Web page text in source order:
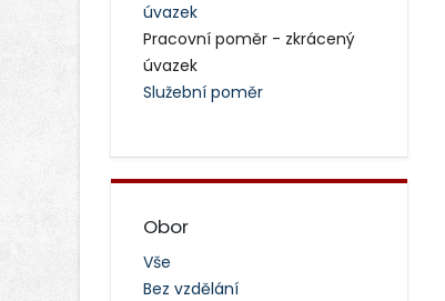
úvazek
Pracovní poměr - zkrácený
úvazek
Služební poměr
Obor
Vše
Bez vzdělání